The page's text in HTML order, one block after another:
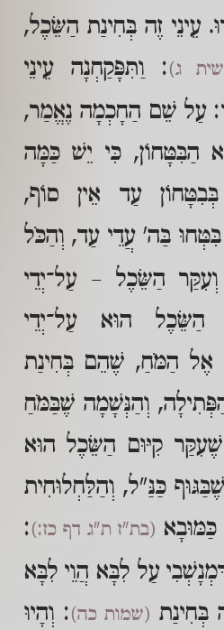
עֵינֵי זֶה בְּחִינַת הַשֵּׂכֶל,
ג): וַתִּפָּקַחְנָה עֵינֵי
עַל שֵׁם הַחָכְמָה נֶאֱמַר,
הַבִּטָּחוֹן, כִּי יֵשׁ כַּמָּה
עַד אֵין סוֹף,
בַּה' עֲדֵי עַד, וְהַכֹּל
הַשֵּׂכֶל – עַל־יְדֵי
הוּא עַל־יְדֵי
אֶל הַמֹּחַ, שֶׁהֵם בְּחִינַת
וְהַנְּשָׁמָה שֶׁבַּמֹּחַ
קִיּוּם הַשֵּׂכֶל הוּא
כַּנַּ"ל, וְהַלַּחְלוּחִית
(בת"ז ת"ג דף כז:):
עַל לִבָּא הֲוֵי לִבָּא
בְּחִינַת (שמות כה): וְהָיוּ